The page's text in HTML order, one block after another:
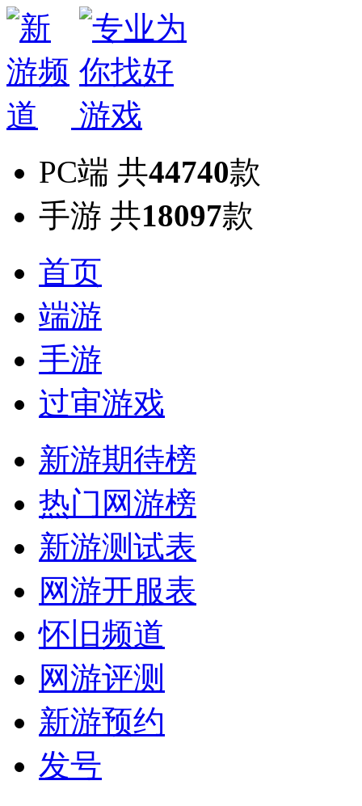
PC端 共44740款
手游 共18097款
首页
端游
手游
过审游戏
新游期待榜
热门网游榜
新游测试表
网游开服表
怀旧频道
网游评测
新游预约
发号